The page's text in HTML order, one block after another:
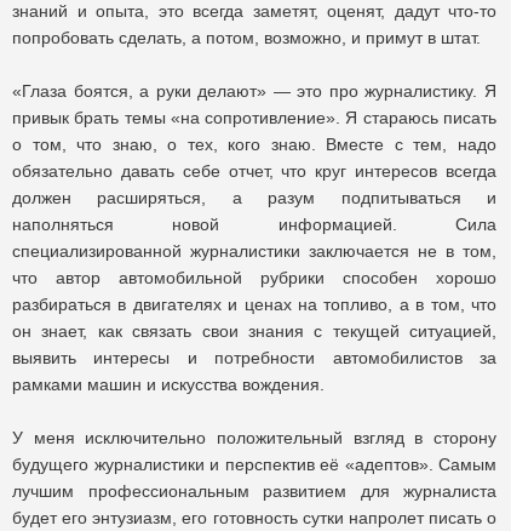
знаний и опыта, это всегда заметят, оценят, дадут что-то
попробовать сделать, а потом, возможно, и примут в штат.
«Глаза боятся, а руки делают» — это про журналистику. Я
привык брать темы «на сопротивление». Я стараюсь писать
о том, что знаю, о тех, кого знаю. Вместе с тем, надо
обязательно давать себе отчет, что круг интересов всегда
должен расширяться, а разум подпитываться и
наполняться новой информацией. Сила
специализированной журналистики заключается не в том,
что автор автомобильной рубрики способен хорошо
разбираться в двигателях и ценах на топливо, а в том, что
он знает, как связать свои знания с текущей ситуацией,
выявить интересы и потребности автомобилистов за
рамками машин и искусства вождения.
У меня исключительно положительный взгляд в сторону
будущего журналистики и перспектив её «адептов». Самым
лучшим профессиональным развитием для журналиста
будет его энтузиазм, его готовность сутки напролет писать о